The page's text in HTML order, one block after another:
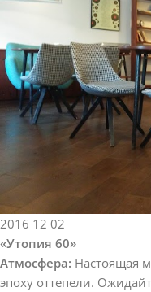
2016 12 02
«Утопия 60»
Атмосфера: Настоящая
эпоху оттепели.